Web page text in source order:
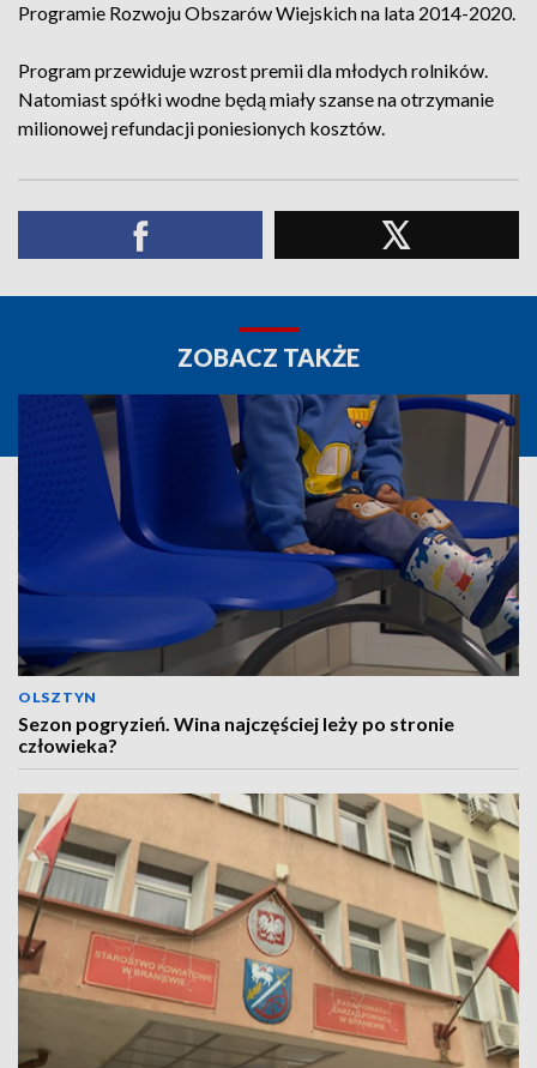
Programie Rozwoju Obszarów Wiejskich na lata 2014-2020.
Program przewiduje wzrost premii dla młodych rolników.
Natomiast spółki wodne będą miały szanse na otrzymanie
milionowej refundacji poniesionych kosztów.
ZOBACZ TAKŻE
OLSZTYN
Sezon pogryzień. Wina najczęściej leży po stronie
człowieka?